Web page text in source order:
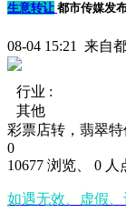
生意转让 都市传媒发
08-04 15:21 来自
行业 :
其他
彩票店转，翡翠
0
10677 浏览、 0 人
如遇无效、虚假